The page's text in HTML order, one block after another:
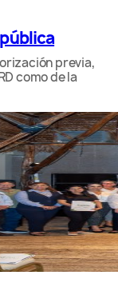
previa,
como de la